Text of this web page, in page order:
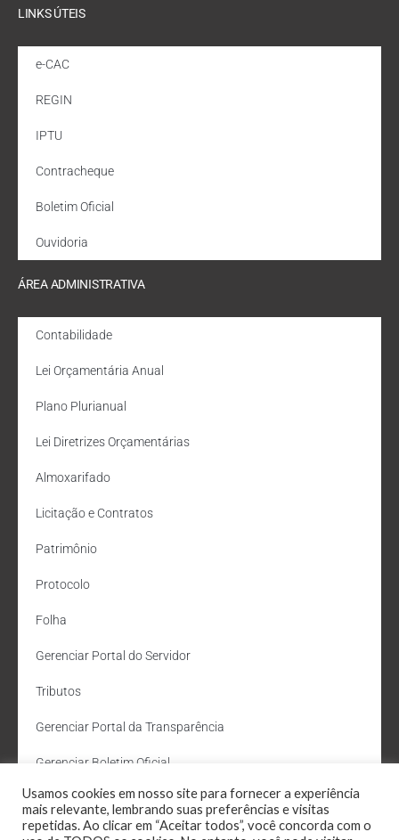
LINKS ÚTEIS
e-CAC
REGIN
IPTU
Contracheque
Boletim Oficial
Ouvidoria
ÁREA ADMINISTRATIVA
Contabilidade
Lei Orçamentária Anual
Plano Plurianual
Lei Diretrizes Orçamentárias
Almoxarifado
Licitação e Contratos
Patrimônio
Protocolo
Folha
Gerenciar Portal do Servidor
Tributos
Gerenciar Portal da Transparência
Gerenciar Boletim Oficial
Departamento de Água e Esgoto
Administração Site
Usamos cookies em nosso site para fornecer a experiência
mais relevante, lembrando suas preferências e visitas
repetidas. Ao clicar em “Aceitar todos”, você concorda com o